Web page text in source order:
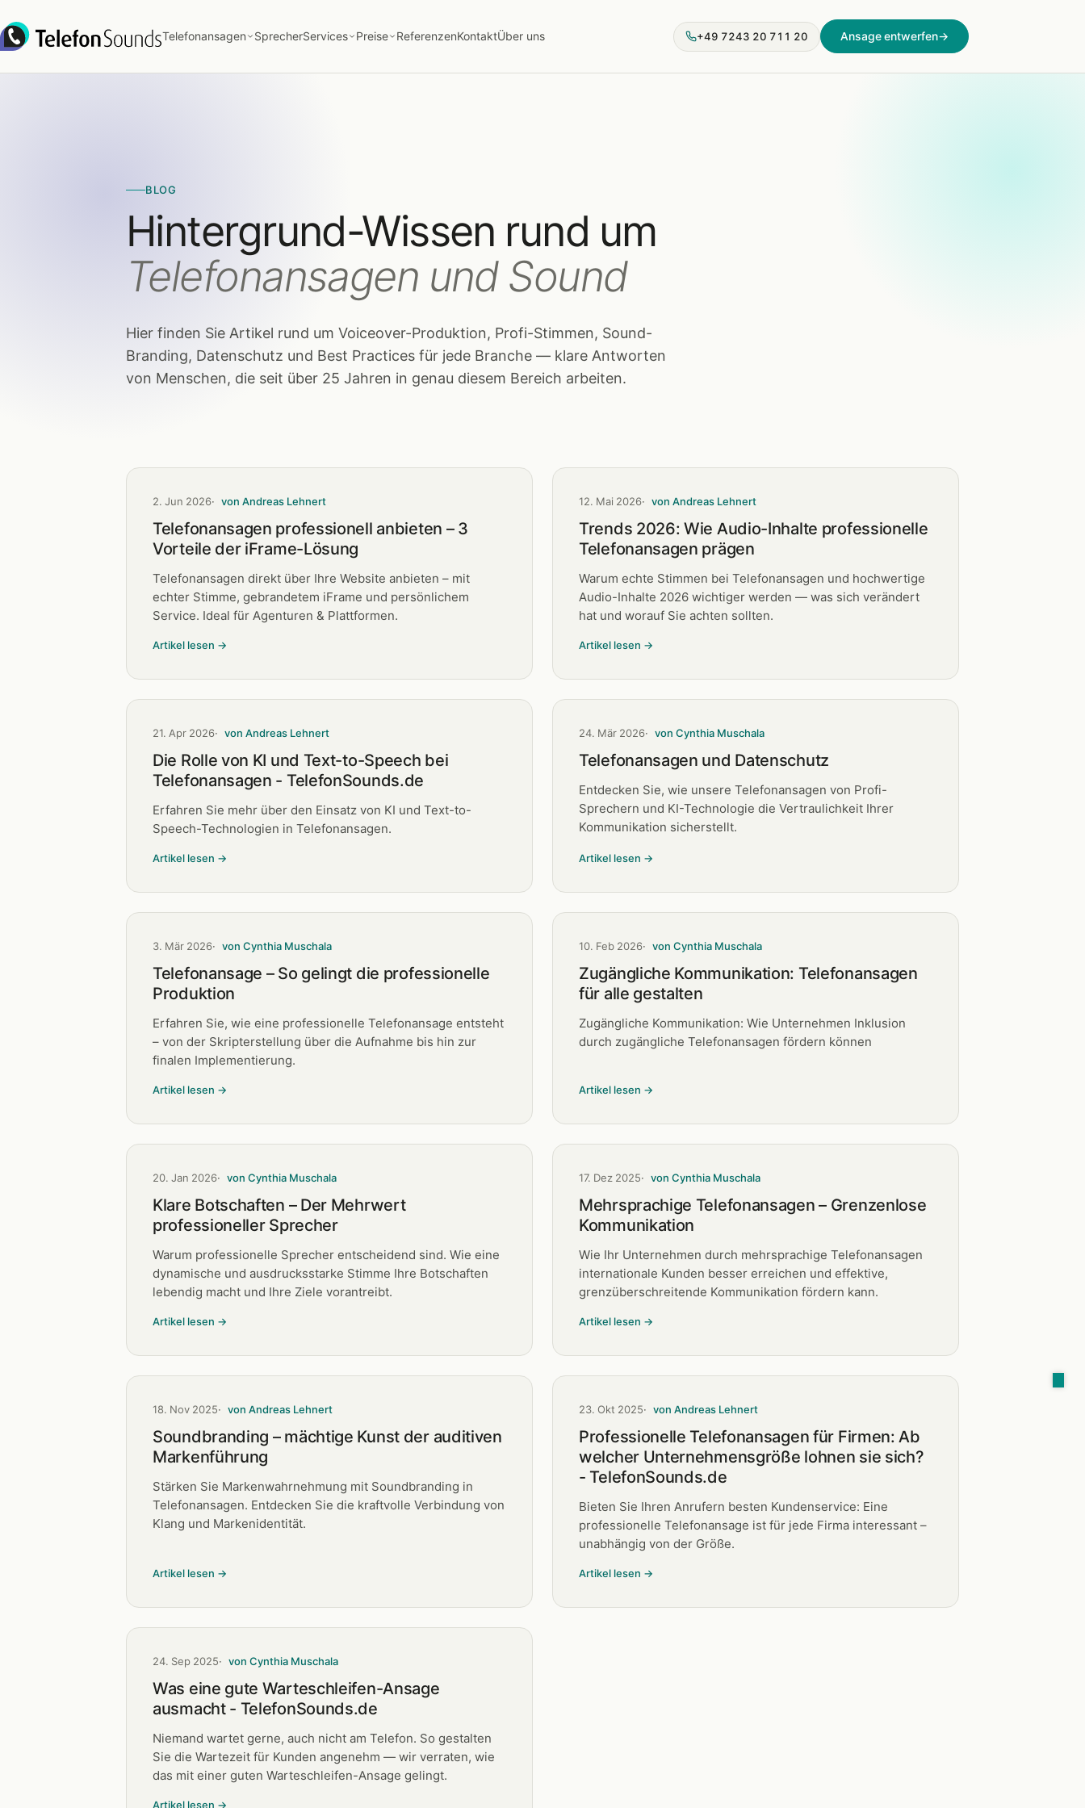
Telefonansagen SprecherServices Preise ReferenzenKontaktÜber uns +49 7243 20 711 20 Ansage entwerfen→
BLOG
Hintergrund-Wissen rund um
Telefonansagen und Sound
Hier finden Sie Artikel rund um Voiceover-Produktion, Profi-Stimmen, Sound-
Branding, Datenschutz und Best Practices für jede Branche — klare Antworten
von Menschen, die seit über 25 Jahren in genau diesem Bereich arbeiten.
2. Jun 2026 von Andreas Lehnert
Telefonansagen professionell anbieten – 3
Vorteile der iFrame-Lösung
Telefonansagen direkt über Ihre Website anbieten – mit
echter Stimme, gebrandetem iFrame und persönlichem
Service. Ideal für Agenturen & Plattformen.
Artikel lesen →
12. Mai 2026 von Andreas Lehnert
Trends 2026: Wie Audio-Inhalte professionelle
Telefonansagen prägen
Warum echte Stimmen bei Telefonansagen und hochwertige
Audio-Inhalte 2026 wichtiger werden — was sich verändert
hat und worauf Sie achten sollten.
Artikel lesen →
21. Apr 2026 von Andreas Lehnert
Die Rolle von KI und Text-to-Speech bei
Telefonansagen - TelefonSounds.de
Erfahren Sie mehr über den Einsatz von KI und Text-to-
Speech-Technologien in Telefonansagen.
Artikel lesen →
24. Mär 2026 von Cynthia Muschala
Telefonansagen und Datenschutz
Entdecken Sie, wie unsere Telefonansagen von Profi-
Sprechern und KI-Technologie die Vertraulichkeit Ihrer
Kommunikation sicherstellt.
Artikel lesen →
3. Mär 2026 von Cynthia Muschala
Telefonansage – So gelingt die professionelle
Produktion
Erfahren Sie, wie eine professionelle Telefonansage entsteht
– von der Skripterstellung über die Aufnahme bis hin zur
finalen Implementierung.
Artikel lesen →
10. Feb 2026 von Cynthia Muschala
Zugängliche Kommunikation: Telefonansagen
für alle gestalten
Zugängliche Kommunikation: Wie Unternehmen Inklusion
durch zugängliche Telefonansagen fördern können
Artikel lesen →
20. Jan 2026 von Cynthia Muschala
Klare Botschaften – Der Mehrwert
professioneller Sprecher
Warum professionelle Sprecher entscheidend sind. Wie eine
dynamische und ausdrucksstarke Stimme Ihre Botschaften
lebendig macht und Ihre Ziele vorantreibt.
Artikel lesen →
17. Dez 2025 von Cynthia Muschala
Mehrsprachige Telefonansagen – Grenzenlose
Kommunikation
Wie Ihr Unternehmen durch mehrsprachige Telefonansagen
internationale Kunden besser erreichen und effektive,
grenzüberschreitende Kommunikation fördern kann.
Artikel lesen →
18. Nov 2025 von Andreas Lehnert
Soundbranding – mächtige Kunst der auditiven
Markenführung
Stärken Sie Markenwahrnehmung mit Soundbranding in
Telefonansagen. Entdecken Sie die kraftvolle Verbindung von
Klang und Markenidentität.
Artikel lesen →
23. Okt 2025 von Andreas Lehnert
Professionelle Telefonansagen für Firmen: Ab
welcher Unternehmensgröße lohnen sie sich?
- TelefonSounds.de
Bieten Sie Ihren Anrufern besten Kundenservice: Eine
professionelle Telefonansage ist für jede Firma interessant –
unabhängig von der Größe.
Artikel lesen →
24. Sep 2025 von Cynthia Muschala
Was eine gute Warteschleifen-Ansage
ausmacht - TelefonSounds.de
Niemand wartet gerne, auch nicht am Telefon. So gestalten
Sie die Wartezeit für Kunden angenehm — wir verraten, wie
das mit einer guten Warteschleifen-Ansage gelingt.
Artikel lesen →